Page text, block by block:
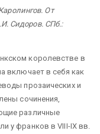
От
Сидоров. СПб.:
королевстве в
включает в себя как
прозаических и
сочинения,
различные
у франков в VIII-IX вв.